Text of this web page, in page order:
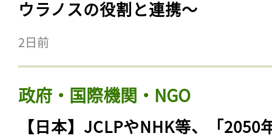
ウラノスの役割と連携〜
2日前
政府・国際機関・NGO
【日本】JCLPやNHK等、「2050